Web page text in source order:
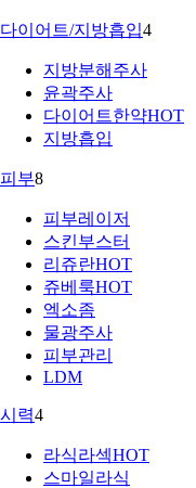
다이어트/지방흡입4
지방분해주사
윤곽주사
다이어트한약HOT
지방흡입
피부8
피부레이저
스킨부스터
리쥬란HOT
쥬베룩HOT
엑소좀
물광주사
피부관리
LDM
시력4
라식라섹HOT
스마일라식